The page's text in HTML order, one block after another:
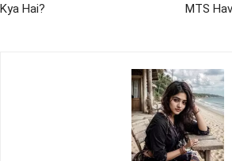
Kya Hai?
MTS